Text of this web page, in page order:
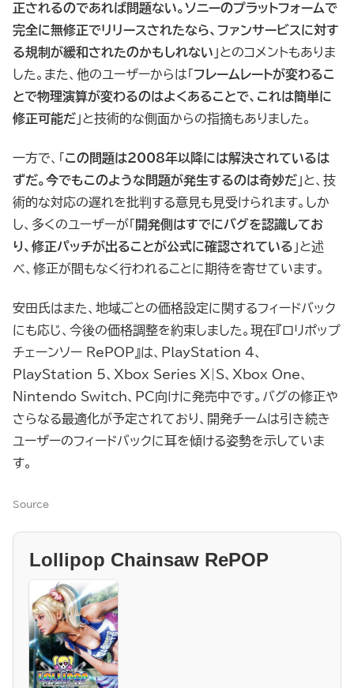
正されるのであれば問題ない。ソニーのプラットフォームで
完全に無修正でリリースされたなら、ファンサービスに対す
る規制が緩和されたのかもしれない 」とのコメントもありま
した。また、他のユーザーからは「 フレームレートが変わるこ
とで物理演算が変わるのはよくあることで、これは簡単に
修正可能だ 」と技術的な側面からの指摘もありました。
一方で、「 この問題は2008年以降には解決されているは
ずだ。今でもこのような問題が発生するのは奇妙だ 」と、技
術的な対応の遅れを批判する意見も見受けられます。しか
し、多くのユーザーが「
開発側はすでにバグを認識してお
り、修正パッチが出ることが公式に確認されている 」と述
べ、修正が間もなく行われることに期待を寄せています。
安田氏はまた、地域ごとの価格設定に関するフィードバック
にも応じ、今後の価格調整を約束しました。現在『ロリポップ
チェーンソー RePOP』は、PlayStation 4、
PlayStation 5、Xbox Series X|S、Xbox One、
Nintendo Switch、PC向けに発売中です。バグの修正や
さらなる最適化が予定されており、開発チームは引き続き
ユーザーのフィードバックに耳を傾ける姿勢を示していま
す。
Source
Lollipop Chainsaw RePOP